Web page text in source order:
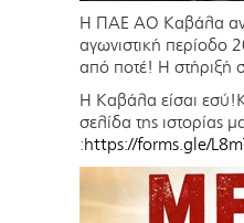
Η ΠΑΕ ΑΟ Καβάλα
αγωνιστική περίοδο
από ποτέ! Η στήριξή
Η Καβάλα είσαι
σελίδα της ιστορίας
:https://forms.gle/